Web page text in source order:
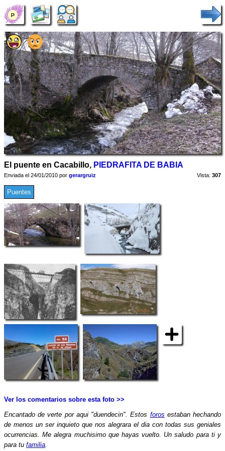
El puente en Cacabillo, PIEDRAFITA DE BABIA
Enviada el 24/01/2010 por gerargruiz Vista: 307
Puentes
Ver los comentarios sobre esta foto >>
Encantado de verte por aqui "duendecin". Estos foros estaban hechando
de menos un ser inquieto que nos alegrara el dia con todas sus geniales
ocurrencias. Me alegra muchisimo que hayas vuelto. Un saludo para ti y
para tu familia